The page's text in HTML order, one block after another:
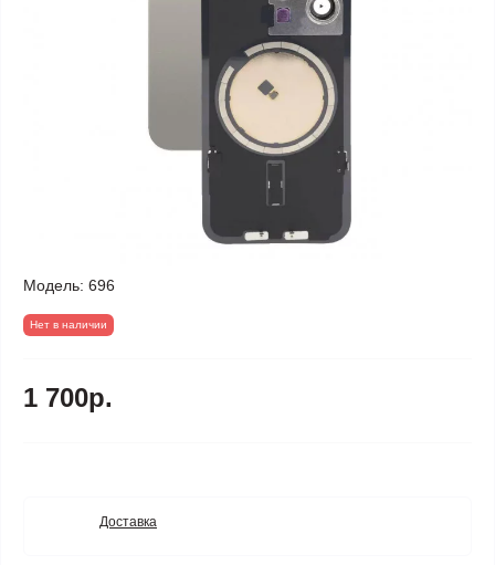
Модель: 696
Нет в наличии
1 700р.
Доставка